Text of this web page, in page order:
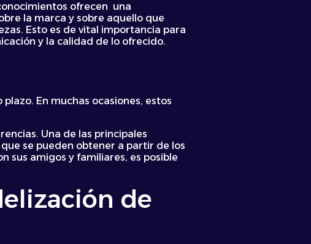
ofrecen una
la marca y sobre aquello que
Esto es de vital importancia para
y la calidad de lo ofrecido.
En muchas ocasiones, estos
Una de las principales
se pueden obtener a partir de los
sus amigos y familiares, es posible
de